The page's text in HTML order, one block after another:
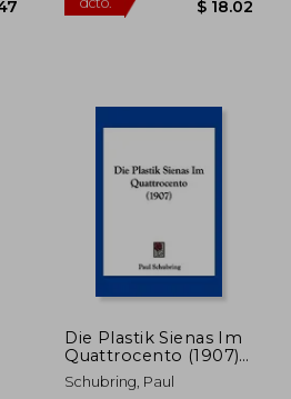
40%
Die Plastik Sienas Im
Quattrocento (1907)
(en Alemán)
Schubring, Paul